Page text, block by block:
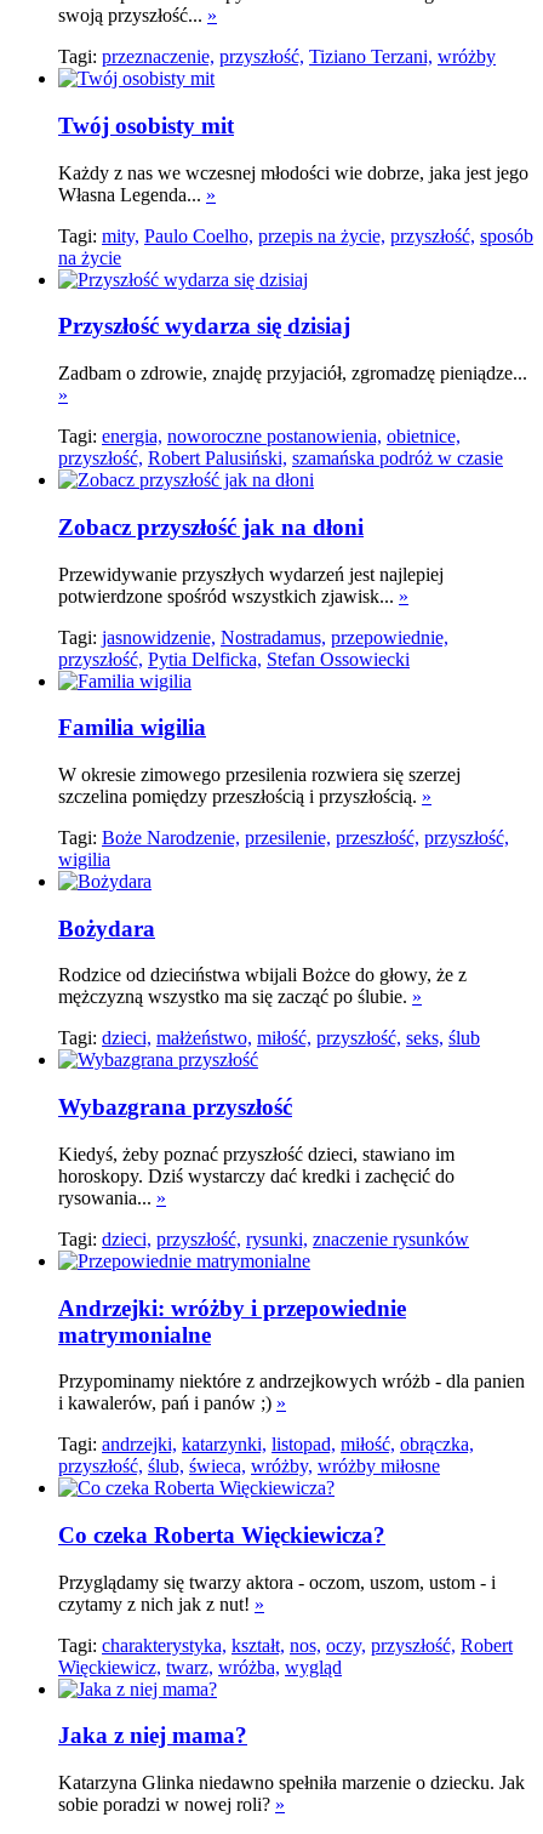
swoją przyszłość... »
Tagi: przeznaczenie, przyszłość, Tiziano Terzani, wróżby
Twój osobisty mit
Każdy z nas we wczesnej młodości wie dobrze, jaka jest jego
Własna Legenda... »
Tagi: mity, Paulo Coelho, przepis na życie, przyszłość, sposób
na życie
Przyszłość wydarza się dzisiaj
Zadbam o zdrowie, znajdę przyjaciół, zgromadzę pieniądze...
»
Tagi: energia, noworoczne postanowienia, obietnice,
przyszłość, Robert Palusiński, szamańska podróż w czasie
Zobacz przyszłość jak na dłoni
Przewidywanie przyszłych wydarzeń jest najlepiej
potwierdzone spośród wszystkich zjawisk... »
Tagi: jasnowidzenie, Nostradamus, przepowiednie,
przyszłość, Pytia Delficka, Stefan Ossowiecki
Familia wigilia
W okresie zimowego przesilenia rozwiera się szerzej
szczelina pomiędzy przeszłością i przyszłością. »
Tagi: Boże Narodzenie, przesilenie, przeszłość, przyszłość,
wigilia
Bożydara
Rodzice od dzieciństwa wbijali Bożce do głowy, że z
mężczyzną wszystko ma się zacząć po ślubie. »
Tagi: dzieci, małżeństwo, miłość, przyszłość, seks, ślub
Wybazgrana przyszłość
Kiedyś, żeby poznać przyszłość dzieci, stawiano im
horoskopy. Dziś wystarczy dać kredki i zachęcić do
rysowania... »
Tagi: dzieci, przyszłość, rysunki, znaczenie rysunków
Andrzejki: wróżby i przepowiednie
matrymonialne
Przypominamy niektóre z andrzejkowych wróżb - dla panien
i kawalerów, pań i panów ;) »
Tagi: andrzejki, katarzynki, listopad, miłość, obrączka,
przyszłość, ślub, świeca, wróżby, wróżby miłosne
Co czeka Roberta Więckiewicza?
Przyglądamy się twarzy aktora - oczom, uszom, ustom - i
czytamy z nich jak z nut! »
Tagi: charakterystyka, kształt, nos, oczy, przyszłość, Robert
Więckiewicz, twarz, wróżba, wygląd
Jaka z niej mama?
Katarzyna Glinka niedawno spełniła marzenie o dziecku. Jak
sobie poradzi w nowej roli? »